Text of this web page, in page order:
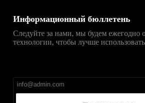
Информационный бюллетень
Следуйте за нами, мы будем ежегодно
технологии, чтобы лучше